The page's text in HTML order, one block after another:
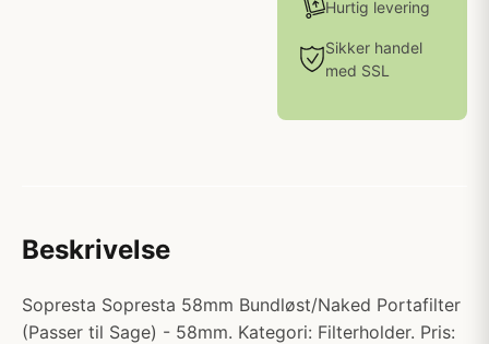
Hurtig levering
Sikker handel
med SSL
Beskrivelse
Sopresta Sopresta 58mm Bundløst/Naked Portafilter
(Passer til Sage) - 58mm. Kategori: Filterholder. Pris: